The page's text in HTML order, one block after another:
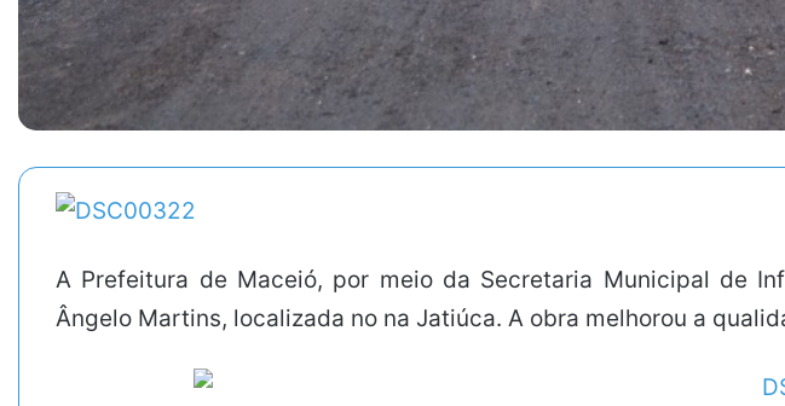
A Prefeitura de Maceió, por meio da Secretaria Municipal de
Ângelo Martins, localizada no na Jatiúca. A obra melhorou a